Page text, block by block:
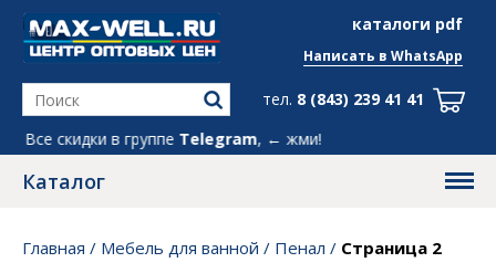
каталоги pdf
info@max-well.ru
Telegram, ← жми!
Написать в WhatsApp
тел. 8 (843) 239 41 41
Каталог
Главная / Мебель для ванной / Пенал / Страница 2